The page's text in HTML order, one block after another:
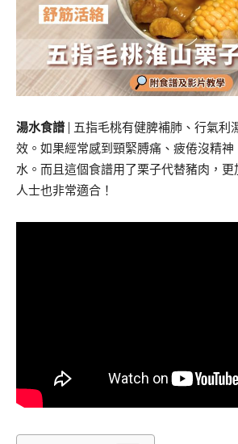
湯水食譜 | 五指毛桃有健脾補肺、行氣利
效。如果經常感到頸緊膊痛、疲倦沒精
水。而且這個食譜用了栗子代替豬肉，
人士也非常適合！